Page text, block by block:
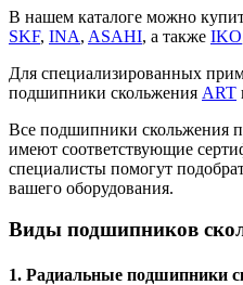
В нашем каталоге можно
SKF, INA, ASAHI, а также IKO
Для специализированных
подшипники скольжения ART
Все подшипники скольжения
имеют соответствующие
специалисты помогут
вашего оборудования.
Виды подшипников
1. Радиальные подшипники